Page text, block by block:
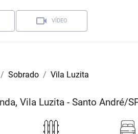
VÍDEO
Sobrado Vila Luzita
Vila Luzita - Santo André/